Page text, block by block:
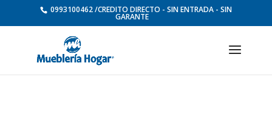
0993100462 /CREDITO DIRECTO - SIN ENTRADA - SIN
GARANTE